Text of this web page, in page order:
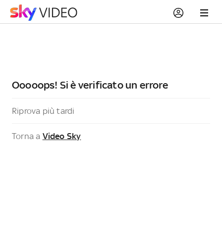
Ooooops! Si è verificato un errore
Riprova più tardi
Torna a Video Sky